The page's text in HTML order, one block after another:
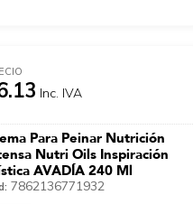
Inc. IVA
Para Peinar Nutrición
Nutri Oils Inspiración
AVADÍA 240 Ml
7862136771932